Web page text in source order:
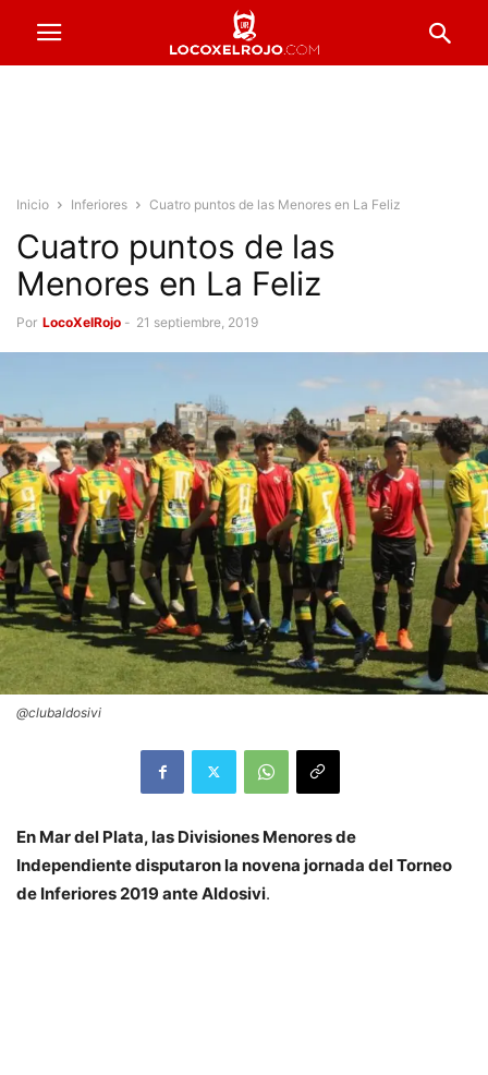
Inicio Inferiores Cuatro puntos de las Menores en La Feliz
Cuatro puntos de las
Menores en La Feliz
Por LocoXelRojo - 21 septiembre, 2019
@clubaldosivi
En Mar del Plata, las Divisiones Menores de
Independiente disputaron la novena jornada del Torneo
de Inferiores 2019 ante Aldosivi.